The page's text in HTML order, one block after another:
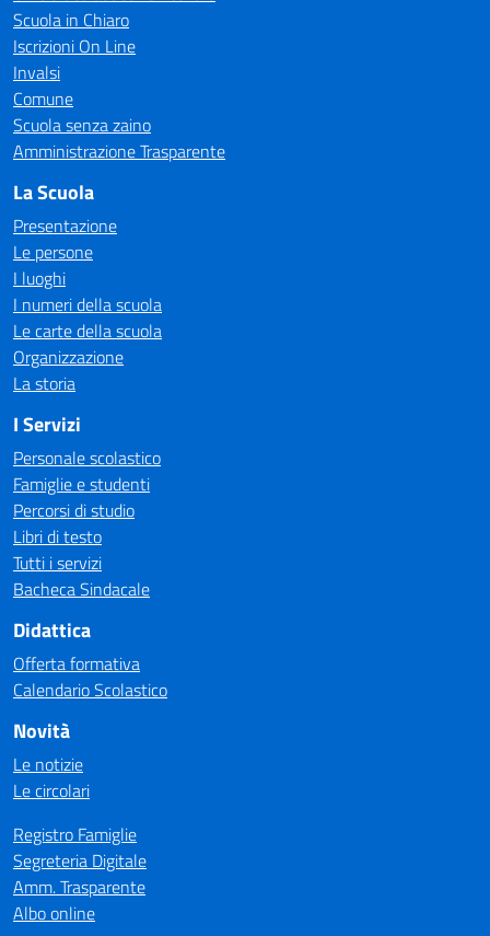
Scuola in Chiaro
Iscrizioni On Line
Invalsi
Comune
Scuola senza zaino
Amministrazione Trasparente
La Scuola
Presentazione
Le persone
I luoghi
I numeri della scuola
Le carte della scuola
Organizzazione
La storia
I Servizi
Personale scolastico
Famiglie e studenti
Percorsi di studio
Libri di testo
Tutti i servizi
Bacheca Sindacale
Didattica
Offerta formativa
Calendario Scolastico
Novità
Le notizie
Le circolari
Registro Famiglie
Segreteria Digitale
Amm. Trasparente
Albo online